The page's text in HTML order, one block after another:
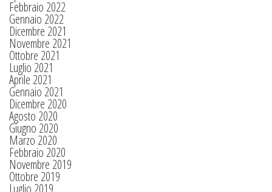
Febbraio 2022
Gennaio 2022
Dicembre 2021
Novembre 2021
Ottobre 2021
Luglio 2021
Aprile 2021
Gennaio 2021
Dicembre 2020
Agosto 2020
Giugno 2020
Marzo 2020
Febbraio 2020
Novembre 2019
Ottobre 2019
Luglio 2019